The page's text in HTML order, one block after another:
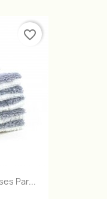
Par...
favorite_border